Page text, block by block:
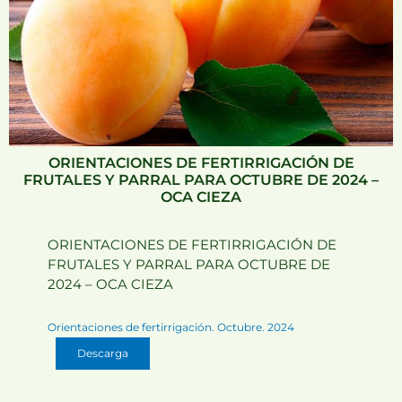
ORIENTACIONES DE FERTIRRIGACIÓN DE
FRUTALES Y PARRAL PARA OCTUBRE DE 2024 –
OCA CIEZA
ORIENTACIONES DE FERTIRRIGACIÓN DE
FRUTALES Y PARRAL PARA OCTUBRE DE
2024 – OCA CIEZA
Orientaciones de fertirrigación. Octubre. 2024
Descarga